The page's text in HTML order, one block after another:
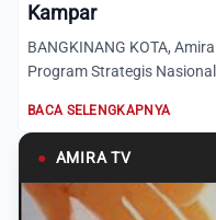
Kampar
BANGKINANG KOTA,
Program Strategis
BACA SELENGKAPNYA
● AMIRA TV